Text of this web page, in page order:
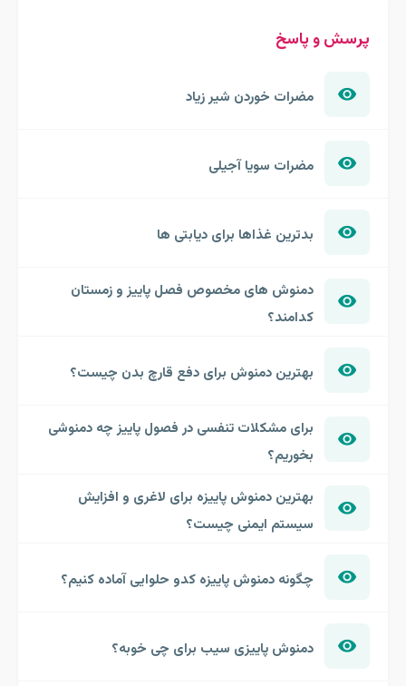
پرسش و پاسخ
مضرات خوردن شیر زیاد
مضرات سویا آجیلی
بدترین غذاها برای دیابتی ها
دمنوش های مخصوص فصل پاییز و زمستان
کدامند؟
بهترین دمنوش برای دفع قارچ بدن چیست؟
برای مشکلات تنفسی در فصول پاییز چه دمنوشی
بخوریم؟
بهترین دمنوش پاییزه برای لاغری و افزایش
سیستم ایمنی چیست؟
چگونه دمنوش پاییزه کدو حلوایی آماده کنیم؟
دمنوش پاییزی سیب برای چی خوبه؟